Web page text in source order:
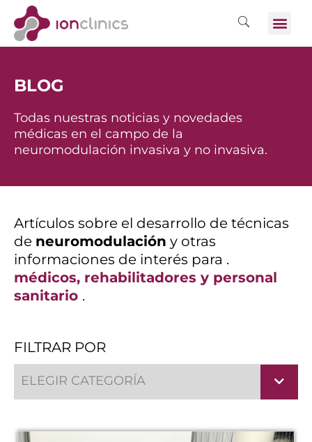
BLOG
Todas nuestras noticias y novedades
médicas en el campo de la
neuromodulación invasiva y no invasiva.
Artículos sobre el desarrollo de técnicas
de neuromodulación y otras
informaciones de interés para .
médicos, rehabilitadores y personal
sanitario .
FILTRAR POR
ELEGIR CATEGORÍA